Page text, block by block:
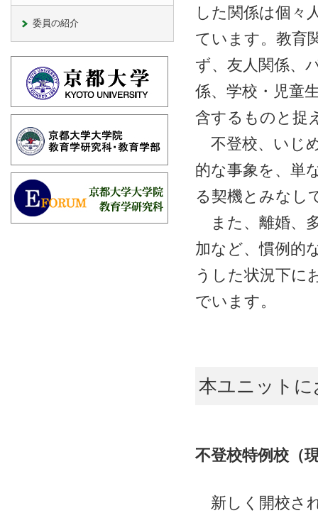
した関係は個々
ています。教育
ず、友人関係、
係、学校・児童
含するものと捉
不登校、いじ
的な事象を、単
る契機とみなし
また、離婚、
加など、慣例的
うした状況下に
でいます。
本ユニット
不登校特例校（
新しく開校さ
委員の紹介